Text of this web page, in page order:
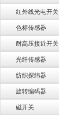
红外线光电开关
色标传感器
耐高压接近开关
光纤传感器
纺织探纬器
旋转编码器
磁开关